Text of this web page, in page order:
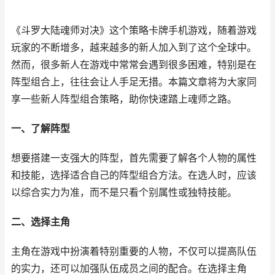
《斗罗大陆魂师对决》这个策略卡牌手机游戏，随着游戏
玩家的不断增多，越来越多的新人加入到了这个全球中。
然而，很多新人在游戏中常常会遇到很多困难，特别是在
阵型组合上，往往会让人手足无措。本篇文章将为大家同
享一些新人阵型组合策略，助你快速踏上魂师之路。
一、了解阵型
想要搭建一支强大的阵型，首先需要了解各个人物的属性
和技能，选择适合自己的阵型组合方法。在选人时，应该
以综合实力为准，而不是只看个别属性或独特技能。
二、选择主角
主角在游戏中扮演着特别重要的人物，不仅可以提高队伍
的实力，还可以加强队伍成员之间的配合。在选择主角